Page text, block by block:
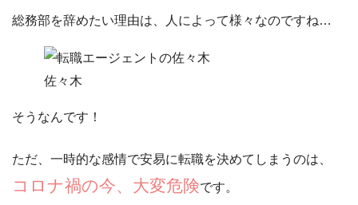
総務部を辞めたい理由は、人によって様々なのですね…
佐々木
そうなんです！
ただ、一時的な感情で安易に転職を決めてしまうのは、
コロナ禍の今、大変危険です。